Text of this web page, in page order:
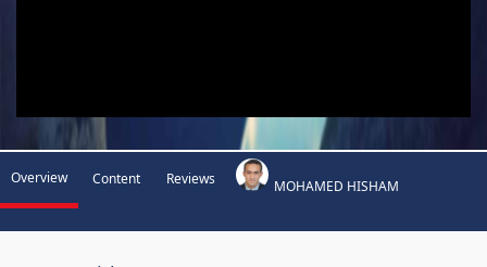
Overview Content Reviews MOHAMED HISHAM